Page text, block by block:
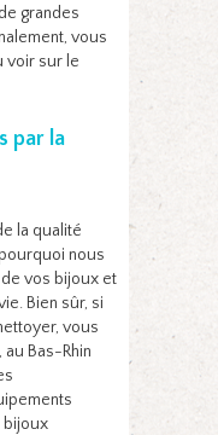
grandes
vous
voir sur le
par la
la qualité
nous
vos bijoux et
Bien sûr, si
vous
Bas-Rhin
bijoux